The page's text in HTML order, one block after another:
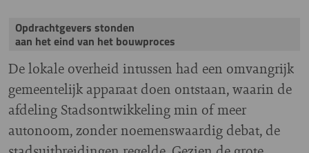
Opdrachtgevers stonden
aan het eind van het bouwproces
De lokale overheid intussen had een omvangrijk
gemeentelijk apparaat doen ontstaan, waarin de
afdeling Stadsontwikkeling min of meer
autonoom, zonder noemenswaardig debat, de